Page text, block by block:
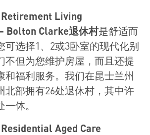
Retirement Living
Bolton Clarke退休村是舒适而
可选择1、2或3卧室的现代化别
不但为您维护房屋，而且还提
和福利服务。我们在昆士兰州
北部拥有26处退休村，其中许
体。
Residential Aged Care